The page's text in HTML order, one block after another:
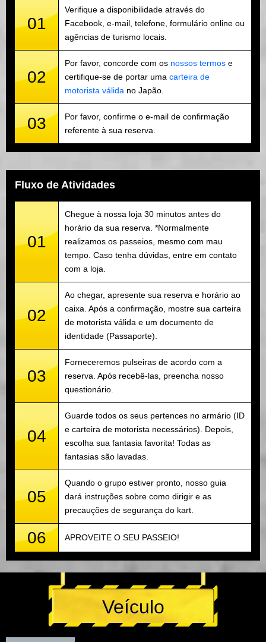
01
Verifique a disponibilidade através do
Facebook, e-mail, telefone, formulário online ou
agências de turismo locais.
02
Por favor, concorde com os nossos termos e
certifique-se de portar uma carteira de
motorista válida no Japão.
03
Por favor, confirme o e-mail de confirmação
referente à sua reserva.
Fluxo de Atividades
01
Chegue à nossa loja 30 minutos antes do
horário da sua reserva. *Normalmente
realizamos os passeios, mesmo com mau
tempo. Caso tenha dúvidas, entre em contato
com a loja.
02
Ao chegar, apresente sua reserva e horário ao
caixa. Após a confirmação, mostre sua carteira
de motorista válida e um documento de
identidade (Passaporte).
03
Forneceremos pulseiras de acordo com a
reserva. Após recebê-las, preencha nosso
questionário.
04
Guarde todos os seus pertences no armário (ID
e carteira de motorista necessários). Depois,
escolha sua fantasia favorita! Todas as
fantasias são lavadas.
05
Quando o grupo estiver pronto, nosso guia
dará instruções sobre como dirigir e as
precauções de segurança do kart.
06 APROVEITE O SEU PASSEIO!
Veículo